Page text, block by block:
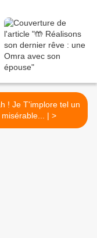
! Je T'implore tel un
misérable... | >